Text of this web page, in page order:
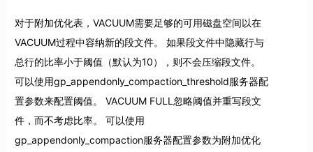
对于附加优化表，VACUUM需要足够的可用磁盘空间以在
VACUUM过程中容纳新的段文件。 如果段文件中隐藏行与
总行的比率小于阈值（默认为10），则不会压缩段文件。
可以使用gp_appendonly_compaction_threshold服务器配
置参数来配置阈值。 VACUUM FULL忽略阈值并重写段文
件，而不考虑比率。 可以使用
gp_appendonly_compaction服务器配置参数为附加优化